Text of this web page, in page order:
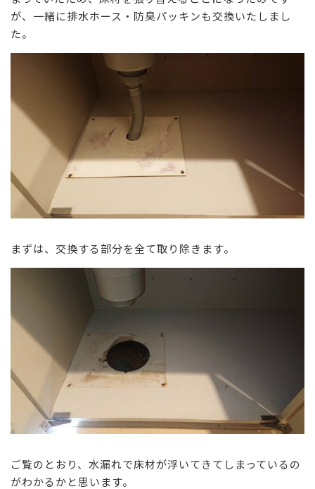
が、一緒に排水ホース・防臭パッキンも交換いたしまし
た。
まずは、交換する部分を全て取り除きます。
ご覧のとおり、水漏れで床材が浮いてきてしまっているの
がわかるかと思います。